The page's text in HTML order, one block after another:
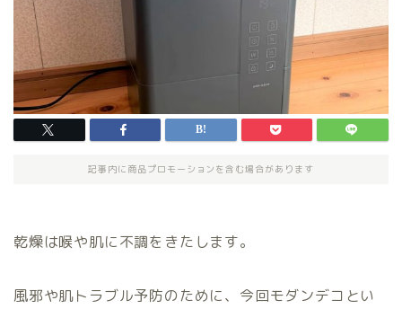
記事内に商品プロモーションを含む場合があります
乾燥は喉や肌に不調をきたします。
風邪や肌トラブル予防のために、今回モダンデコとい